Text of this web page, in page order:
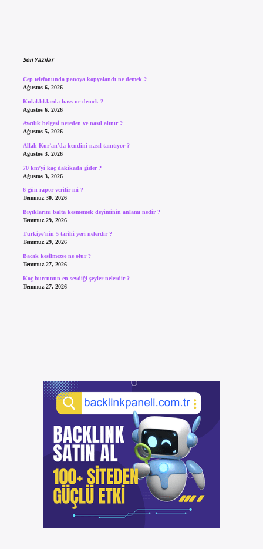
Son Yazılar
Cep telefonunda panoya kopyalandı ne demek ?
Ağustos 6, 2026
Kulaklıklarda bass ne demek ?
Ağustos 6, 2026
Avcılık belgesi nereden ve nasıl alınır ?
Ağustos 5, 2026
Allah Kur’an’da kendini nasıl tanıtıyor ?
Ağustos 3, 2026
70 km’yi kaç dakikada gider ?
Ağustos 3, 2026
6 gün rapor verilir mi ?
Temmuz 30, 2026
Bıyıklarını balta kesmemek deyiminin anlamı nedir ?
Temmuz 29, 2026
Türkiye’nin 5 tarihi yeri nelerdir ?
Temmuz 29, 2026
Bacak kesilmezse ne olur ?
Temmuz 27, 2026
Koç burcunun en sevdiği şeyler nelerdir ?
Temmuz 27, 2026